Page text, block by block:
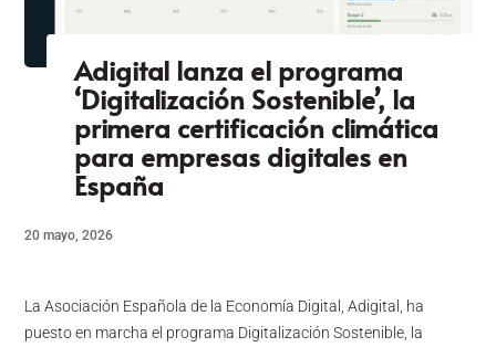
Adigital lanza el programa
‘Digitalización Sostenible’, la
primera certificación climática
para empresas digitales en
España
20 mayo, 2026
La Asociación Española de la Economía Digital, Adigital, ha
puesto en marcha el programa Digitalización Sostenible, la